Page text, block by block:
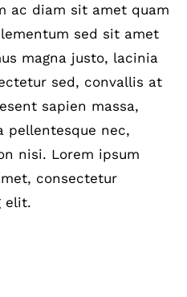
ac diam sit amet quam
sed sit amet
magna justo, lacinia
sed, convallis at
sapien massa,
pellentesque nec,
nisi. Lorem ipsum
consectetur
elit.